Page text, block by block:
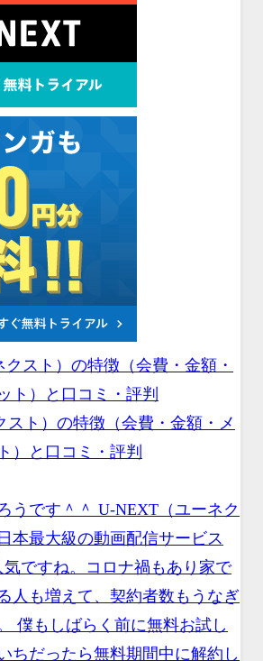
スト）の特徴（会費・金額・メ
）と口コミ・評判
うです＾＾ U-NEXT（ユーネク
本最大級の動画配信サービス
気ですね。コロナ禍もあり家で
人も増えて、契約者数もうなぎ
僕もしばらく前に無料お試し
ちだったら無料期間中に解約し